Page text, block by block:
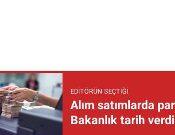
EDITÖRÜN SEÇTIĞI
Alım satımlarda
Bakanlık tarih verdi